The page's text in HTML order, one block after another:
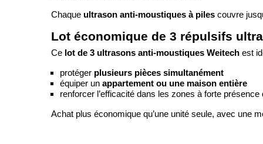
Chaque ultrason anti-moustiques à piles couvre
Lot économique de 3 répulsifs
Ce lot de 3 ultrasons anti-moustiques Weitech est
protéger plusieurs pièces simultanément
équiper un appartement ou une maison entière
renforcer l’efficacité dans les zones à forte
Achat plus économique qu’une unité seule, avec une